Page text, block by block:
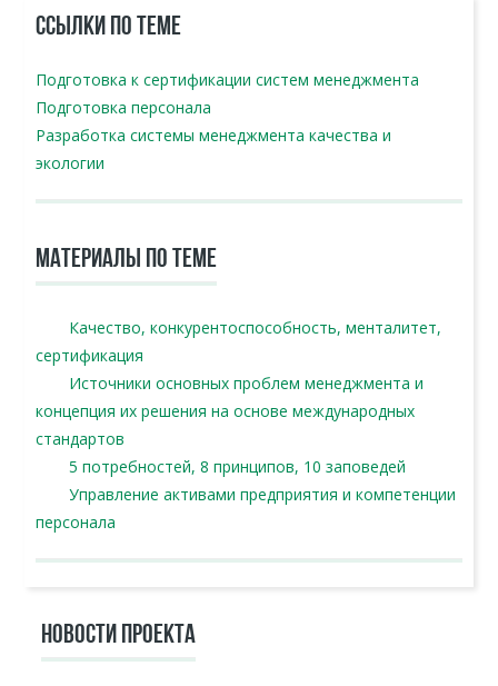
ССЫЛКИ ПО ТЕМЕ
Подготовка к сертификации систем менеджмента
Подготовка персонала
Разработка системы менеджмента качества и
экологии
МАТЕРИАЛЫ ПО ТЕМЕ
Качество, конкурентоспособность, менталитет,
сертификация
Источники основных проблем менеджмента и
концепция их решения на основе международных
стандартов
5 потребностей, 8 принципов, 10 заповедей
Управление активами предприятия и компетенции
персонала
НОВОСТИ ПРОЕКТА